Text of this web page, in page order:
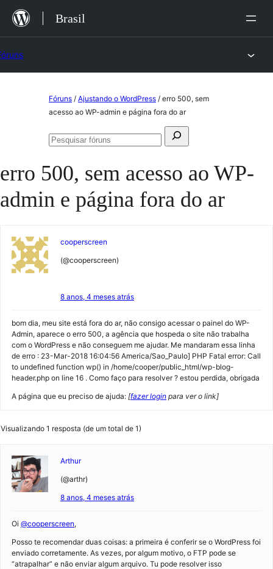
para
Brasil
Fóruns / Ajustando o WordPress / erro 500, sem
acesso ao WP-admin e página fora do ar
Pesquisar
Pesquisar
erro 500, sem acesso ao WP-
admin e página fora do ar
cooperscreen
(@cooperscreen)
8 anos, 4 meses atrás
bom dia, meu site está fora do ar, não consigo acessar o painel do WP-
Admin, aparece o erro 500, a agência que hospeda o site não trabalha
com o WordPress e não conseguem me ajudar. Me mandaram essa linha
de erro : 23-Mar-2018 16:04:56 America/Sao_Paulo] PHP Fatal error: Call
to undefined function wp() in /home/cooper/public_html/wp-blog-
header.php on line 16 . Como faço para resolver ? estou perdida, obrigada
A página que eu preciso de ajuda: [fazer login para ver o link]
Visualizando 1 resposta (de um total de 1)
Arthur
(@arthr)
8 anos, 4 meses atrás
Oi @cooperscreen,
Posso te recomendar duas coisas: a primeira é conferir se o WordPress foi
enviado corretamente. As vezes, por algum motivo, o FTP pode se
“atrapalhar” e não enviar algum arquivo. Tu pode resolver isso